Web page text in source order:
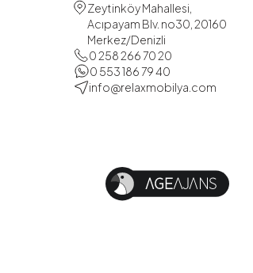
Zeytinköy Mahallesi,
Acıpayam Blv. no30, 20160
Merkez/Denizli
0 258 266 70 20
0 553 186 79 40
info@relaxmobilya.com